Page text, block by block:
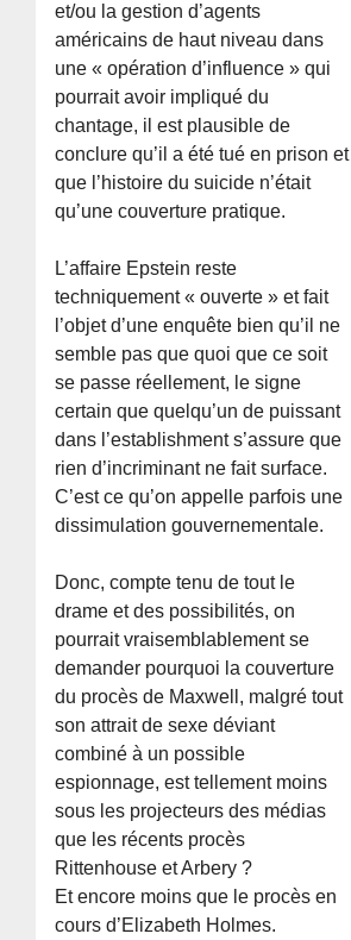
et/ou la gestion d’agents
américains de haut niveau dans
une « opération d’influence » qui
pourrait avoir impliqué du
chantage, il est plausible de
conclure qu’il a été tué en prison et
que l’histoire du suicide n’était
qu’une couverture pratique.
L’affaire Epstein reste
techniquement « ouverte » et fait
l’objet d’une enquête bien qu’il ne
semble pas que quoi que ce soit
se passe réellement, le signe
certain que quelqu’un de puissant
dans l’establishment s’assure que
rien d’incriminant ne fait surface.
C’est ce qu’on appelle parfois une
dissimulation gouvernementale.
Donc, compte tenu de tout le
drame et des possibilités, on
pourrait vraisemblablement se
demander pourquoi la couverture
du procès de Maxwell, malgré tout
son attrait de sexe déviant
combiné à un possible
espionnage, est tellement moins
sous les projecteurs des médias
que les récents procès
Rittenhouse et Arbery ?
Et encore moins que le procès en
cours d’Elizabeth Holmes.